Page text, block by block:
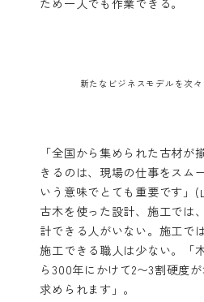
新たなビジネスモデルを次
「全国から集められた古材
きるのは、現場の仕事をスム
いう意味でとても重要です」(
古木を使った設計、施工では
計できる人がいない。施工で
施工できる職人は少ない。「
ら300年にかけて2〜3割硬度
求められます」。